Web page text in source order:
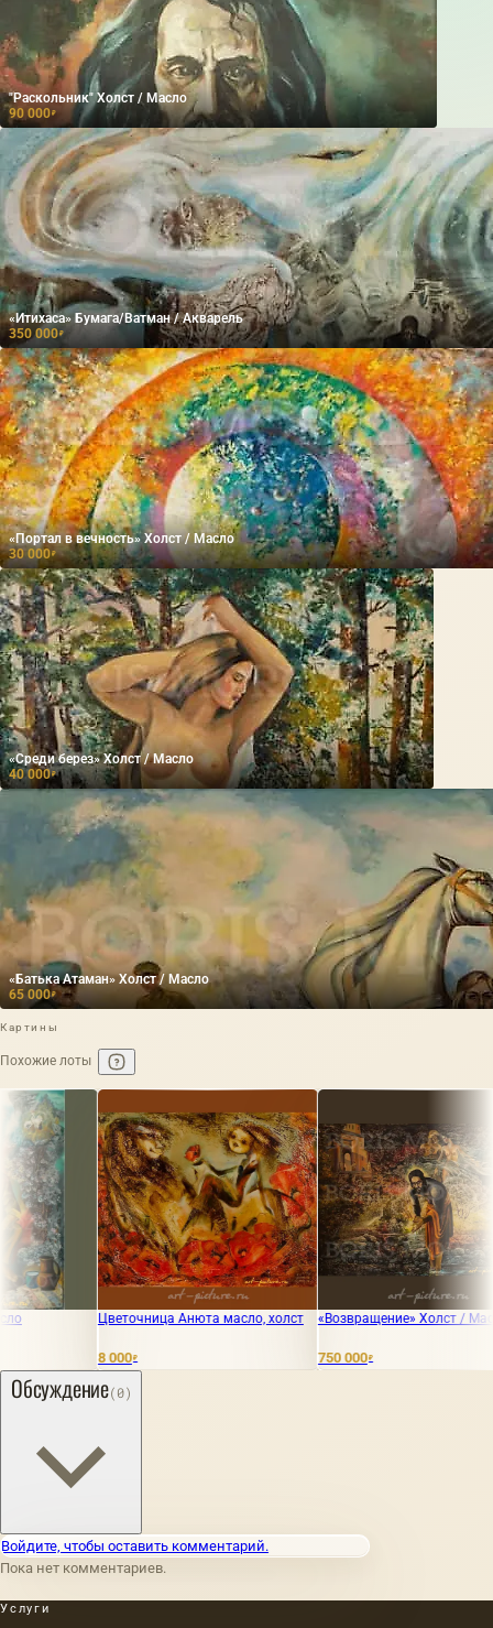
"Раскольник" Холст / Масло
90 000₽
«Итихаса» Бумага/Ватман / Акварель
350 000₽
«Портал в вечность» Холст / Масло
30 000₽
«Среди берез» Холст / Масло
40 000₽
«Батька Атаман» Холст / Масло
65 000₽
Картины
Похожие лоты
Анюта масло, холст «Возвращение» Холст / Масло
«Плачущий
Обсуждение(0)
Войдите, чтобы оставить комментарий.
Пока нет комментариев.
Услуги